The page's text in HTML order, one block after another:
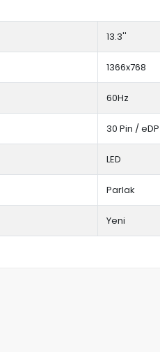
13.3''
1366x768
60Hz
30 Pin / eDP
LED
Parlak
Yeni